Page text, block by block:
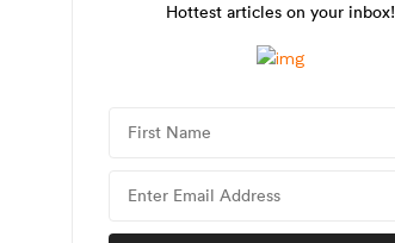
Hottest articles on your inbox!